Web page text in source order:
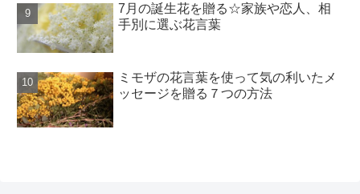
7月の誕生花を贈る☆家族や恋人、相
手別に選ぶ花言葉
ミモザの花言葉を使って気の利いたメ
ッセージを贈る７つの方法